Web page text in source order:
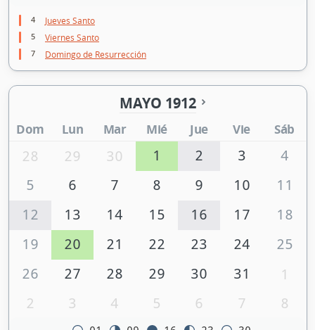
4 Jueves Santo
5 Viernes Santo
7 Domingo de Resurrección
MAYO 1912
Dom Lun Mar Mié Jue Vie Sáb
28 29 30 1 2 3
4
5
6 7 8 9 10
11
12
13 14 15 16 17
18
19
20 21 22 23 24
25
26
27 28 29 30 31
1
2
3 4 5 6 7 8